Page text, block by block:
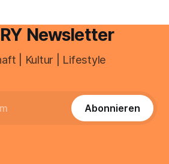
Newsletter
| Kultur | Lifestyle
Abonnieren